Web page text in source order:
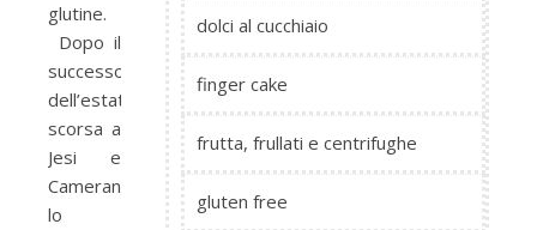
glutine.
Dopo il
successo
dell’estate
scorsa a
Jesi e
Camerano,
lo
dolci al cucchiaio
finger cake
frutta, frullati e centrifughe
gluten free